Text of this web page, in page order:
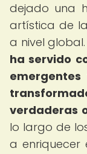
dejado una
artística de
a nivel global.
ha servido
verdaderas
lo largo de
a enriquecer